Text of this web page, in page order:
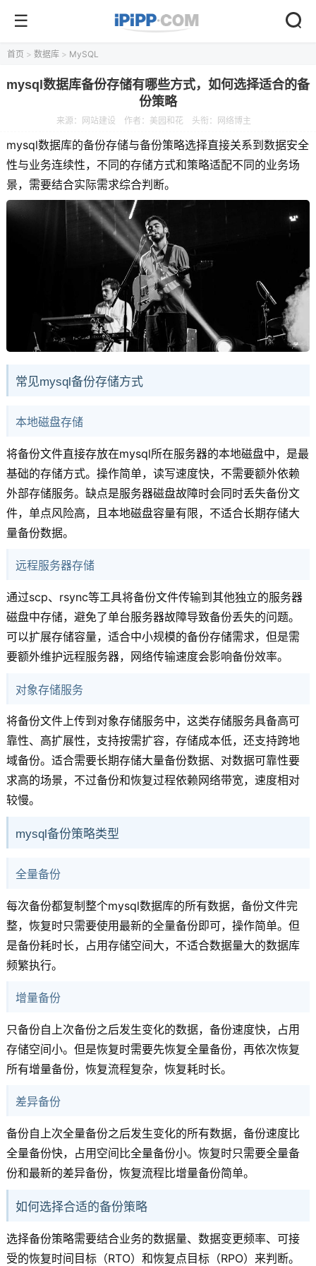
首页 > 数据库 > MySQL
mysql数据库备份存储有哪些方式，如何选择适合的备
份策略
来源： 网站建设 作者：美园和花 头衔：网络博主
mysql数据库的备份存储与备份策略选择直接关系到数据安全
性与业务连续性，不同的存储方式和策略适配不同的业务场
景，需要结合实际需求综合判断。
常见mysql备份存储方式
本地磁盘存储
将备份文件直接存放在mysql所在服务器的本地磁盘中，是最
基础的存储方式。操作简单，读写速度快，不需要额外依赖
外部存储服务。缺点是服务器磁盘故障时会同时丢失备份文
件，单点风险高，且本地磁盘容量有限，不适合长期存储大
量备份数据。
远程服务器存储
通过scp、rsync等工具将备份文件传输到其他独立的服务器
磁盘中存储，避免了单台服务器故障导致备份丢失的问题。
可以扩展存储容量，适合中小规模的备份存储需求，但是需
要额外维护远程服务器，网络传输速度会影响备份效率。
对象存储服务
将备份文件上传到对象存储服务中，这类存储服务具备高可
靠性、高扩展性，支持按需扩容，存储成本低，还支持跨地
域备份。适合需要长期存储大量备份数据、对数据可靠性要
求高的场景，不过备份和恢复过程依赖网络带宽，速度相对
较慢。
mysql备份策略类型
全量备份
每次备份都复制整个mysql数据库的所有数据，备份文件完
整，恢复时只需要使用最新的全量备份即可，操作简单。但
是备份耗时长，占用存储空间大，不适合数据量大的数据库
频繁执行。
增量备份
只备份自上次备份之后发生变化的数据，备份速度快，占用
存储空间小。但是恢复时需要先恢复全量备份，再依次恢复
所有增量备份，恢复流程复杂，恢复耗时长。
差异备份
备份自上次全量备份之后发生变化的所有数据，备份速度比
全量备份快，占用空间比全量备份小。恢复时只需要全量备
份和最新的差异备份，恢复流程比增量备份简单。
如何选择合适的备份策略
选择备份策略需要结合业务的数据量、数据变更频率、可接
受的恢复时间目标（RTO）和恢复点目标（RPO）来判断。